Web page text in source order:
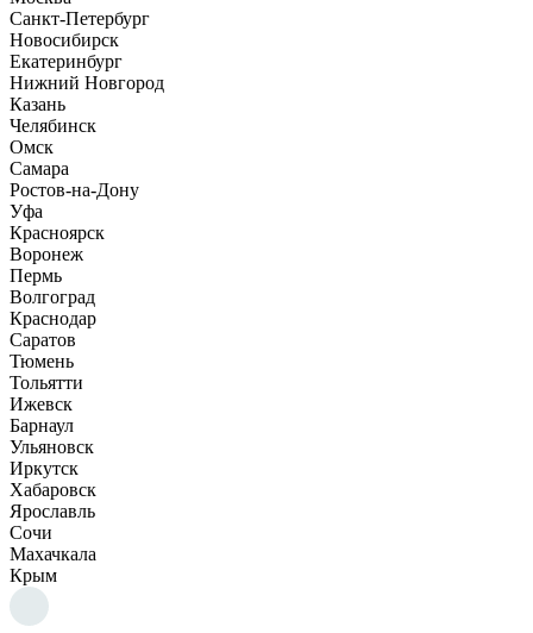
Санкт-Петербург
Новосибирск
Екатеринбург
Нижний Новгород
Казань
Челябинск
Омск
Самара
Ростов-на-Дону
Уфа
Красноярск
Воронеж
Пермь
Волгоград
Краснодар
Саратов
Тюмень
Тольятти
Ижевск
Барнаул
Ульяновск
Иркутск
Хабаровск
Ярославль
Сочи
Махачкала
Крым